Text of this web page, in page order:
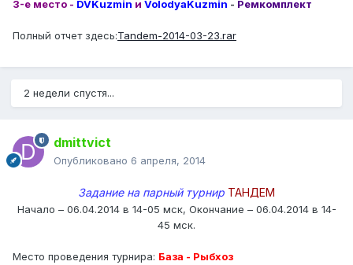
3-е место - DVKuzmin и VolodyaKuzmin - Ремкомплект
Полный отчет здесь:Tandem-2014-03-23.rar
2 недели спустя...
dmittvict
Опубликовано 6 апреля, 2014
Задание на парный турнир ТАНДЕМ
Начало – 06.04.2014 в 14-05 мск, Окончание – 06.04.2014 в 14-
45 мск.
Место проведения турнира: База - Рыбхоз